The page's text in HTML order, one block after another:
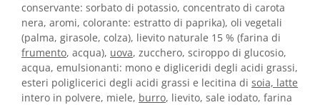
conservante: sorbato di potassio, concentrato di carota
nera, aromi, colorante: estratto di paprika), oli vegetali
(palma, girasole, colza), lievito naturale 15 % (farina di
frumento, acqua), uova, zucchero, sciroppo di glucosio,
acqua, emulsionanti: mono e digliceridi degli acidi grassi,
esteri poliglicerici degli acidi grassi e lecitina di soia, latte
intero in polvere, miele, burro, lievito, sale iodato, farina